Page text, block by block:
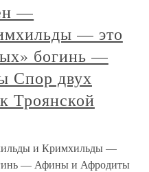
—
— это
богинь —
Спор двух
Троянской
и Кримхильды —
— Афины и Афродиты